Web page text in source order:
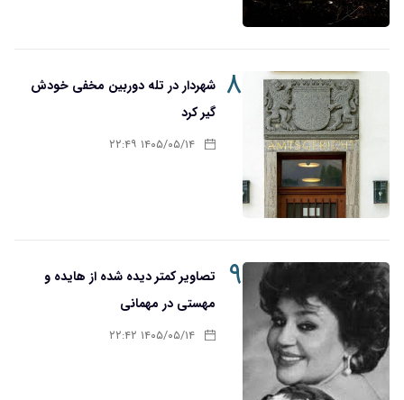
۸ شهردار در تله دوربین مخفی خودش
گیر کرد
۱۴۰۵/۰۵/۱۴ ۲۲:۴۹
۹
تصاویر کمتر دیده شده از هایده و
مهستی در مهمانی
۱۴۰۵/۰۵/۱۴ ۲۲:۴۲